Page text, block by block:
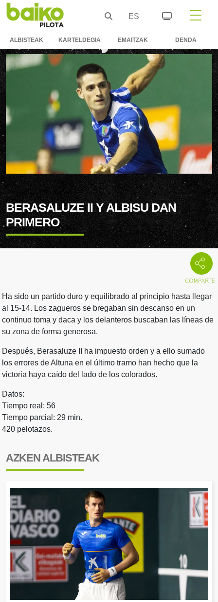
ES
ALBISTEAK KARTELDEGIA EMAITZAK DENDA
BERASALUZE II Y ALBISU DAN
PRIMERO
Ha sido un partido duro y equilibrado al principio hasta llegar
al 15-14. Los zagueros se bregaban sin descanso en un
continuo toma y daca y los delanteros buscaban las líneas de
su zona de forma generosa.
Después, Berasaluze II ha impuesto orden y a ello sumado
los errores de Altuna en el último tramo han hecho que la
victoria haya caído del lado de los colorados.
Datos:
Tiempo real: 56
Tiempo parcial: 29 min.
420 pelotazos.
AZKEN ALBISTEAK